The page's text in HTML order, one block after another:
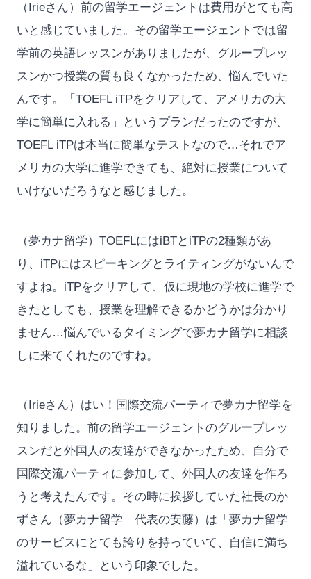
（Irieさん）前の留学エージェントは費用がとても高
いと感じていました。その留学エージェントでは留
学前の英語レッスンがありましたが、グループレッ
スンかつ授業の質も良くなかったため、悩んでいた
んです。「TOEFL iTPをクリアして、アメリカの大
学に簡単に入れる」というプランだったのですが、
TOEFL iTPは本当に簡単なテストなので…それでア
メリカの大学に進学できても、絶対に授業について
いけないだろうなと感じました。
（夢カナ留学）TOEFLにはiBTとiTPの2種類があ
り、iTPにはスピーキングとライティングがないんで
すよね。iTPをクリアして、仮に現地の学校に進学で
きたとしても、授業を理解できるかどうかは分かり
ません…悩んでいるタイミングで夢カナ留学に相談
しに来てくれたのですね。
（Irieさん）はい！国際交流パーティで夢カナ留学を
知りました。前の留学エージェントのグループレッ
スンだと外国人の友達ができなかったため、自分で
国際交流パーティに参加して、外国人の友達を作ろ
うと考えたんです。その時に挨拶していた社長のか
ずさん（夢カナ留学 代表の安藤）は「夢カナ留学
のサービスにとても誇りを持っていて、自信に満ち
溢れているな」という印象でした。